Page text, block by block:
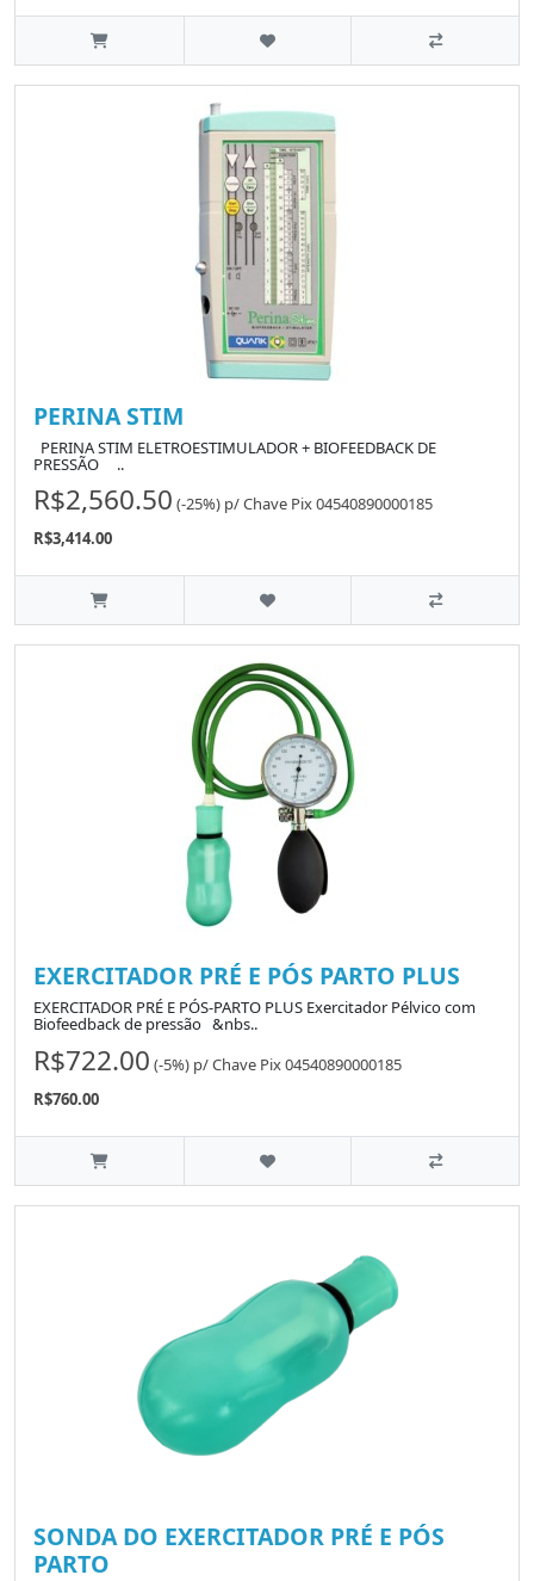
PERINA STIM
PERINA STIM ELETROESTIMULADOR + BIOFEEDBACK DE
PRESSÃO ..
R$2,560.50 (-25%) p/Chave Pix 04540890000185
R$3,414.00
EXERCITADOR PRÉ E PÓS PARTO PLUS
EXERCITADOR PRÉ E PÓS-PARTO PLUS Exercitador Pélvico com
Biofeedback de pressão &nbs..
R$722.00 (-5%) p/Chave Pix 04540890000185
R$760.00
SONDA DO EXERCITADOR PRÉ E PÓS
PARTO